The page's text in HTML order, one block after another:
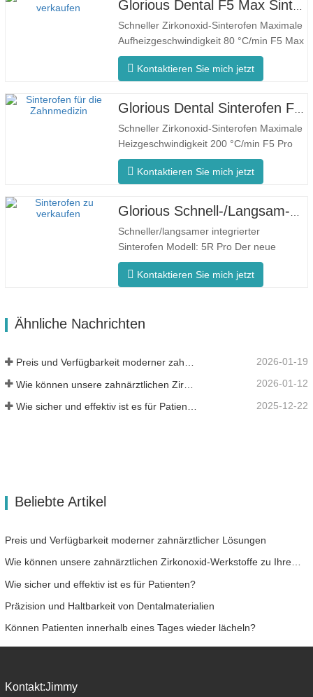
Schneller Zirkonoxid-Sinterofen Maximale
Aufheizgeschwindigkeit 80 °C/min F5 Max
Innovativer Prozess Gleichmäßige
Ofentemperatur Der F5 Max zeichnet sich
80°C/Minute aus. Die 360°-
gleichmäßige Ofentemperatur und
konsistente…
Kontaktieren Sie mich jetzt
Schneller Zirkonoxid-Sinterofen Maximale
Heizgeschwindigkeit 200 °C/min F5 Pro
Innovativer Prozess Gleichmäßige
Ofentemperatur Der F5 Pro zeichnet sich
°C/Minute aus. Die 360°-Umfangsheizung
gewährleistet eine gleichmäßige
Ofentemperatur und…
Kontaktieren Sie mich jetzt
Schneller/langsamer integrierter
Sinterofen Modell: 5R Pro Der neue
Dental-Sinterofen ist speziell für die
Zahnmedizin konzipiert und verfügt über
bietet Ihnen ein anderes Erlebnis.
Kontaktieren Sie mich jetzt
Ähnliche Nachrichten
Preis und Verfügbarkeit moderner zahnärztlicher Lösungen 2026-01-19
2026-01-12
2025-12-22
Beliebte Artikel
Preis und Verfügbarkeit moderner zahnärztlicher Lösungen
Wie können unsere zahnärztlichen Zirkonoxid-Werkstoffe zu Ihrem Erfolg beitragen?
Wie sicher und effektiv ist es für Patienten?
Präzision und Haltbarkeit von Dentalmaterialien
Können Patienten innerhalb eines Tages wieder lächeln?
Kontakt:Jimmy